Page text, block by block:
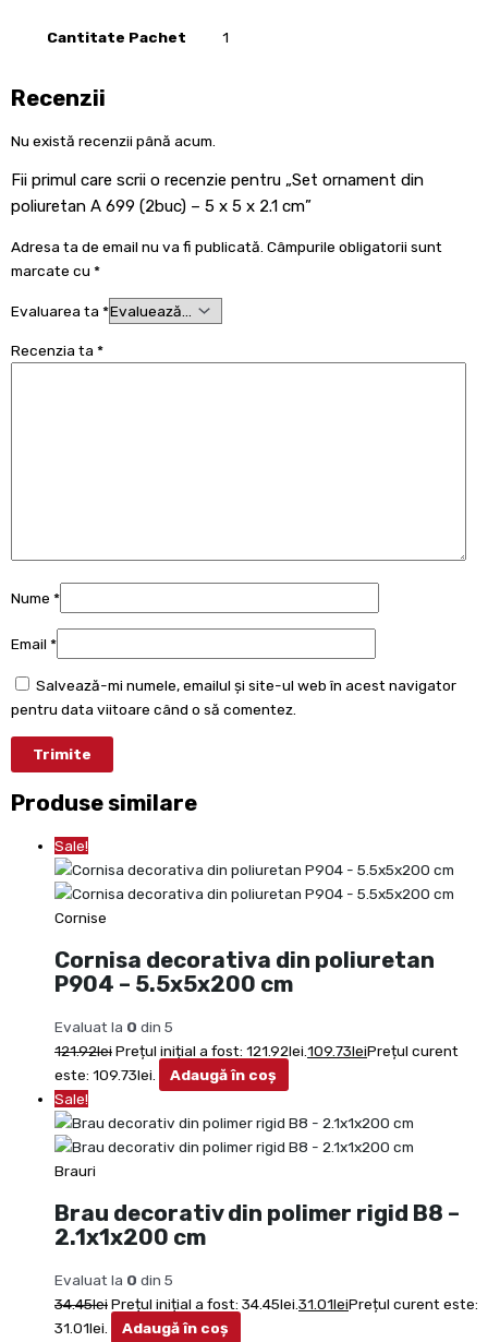
Cantitate Pachet 1
Recenzii
Nu există recenzii până acum.
Fii primul care scrii o recenzie pentru „Set ornament din
poliuretan A 699 (2buc) – 5 x 5 x 2.1 cm”
Adresa ta de email nu va fi publicată. Câmpurile obligatorii sunt
marcate cu *
Evaluarea ta *
Recenzia ta *
Nume *
Email *
Salvează-mi numele, emailul și site-ul web în acest navigator
pentru data viitoare când o să comentez.
Produse similare
Sale!
Cornise
Cornisa decorativa din poliuretan
P904 – 5.5x5x200 cm
Evaluat la 0 din 5
121.92leiPrețul inițial a fost: 121.92lei. 109.73leiPrețul curent
este: 109.73lei.
Adaugă în coș
Sale!
Brauri
Brau decorativ din polimer rigid B8 –
2.1x1x200 cm
Evaluat la 0 din 5
34.45leiPrețul inițial a fost: 34.45lei. 31.01leiPrețul curent este:
31.01lei.
Adaugă în coș